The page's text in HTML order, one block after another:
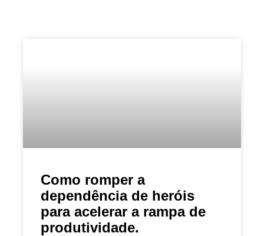
Como romper a
dependência de heróis
para acelerar a rampa de
produtividade.